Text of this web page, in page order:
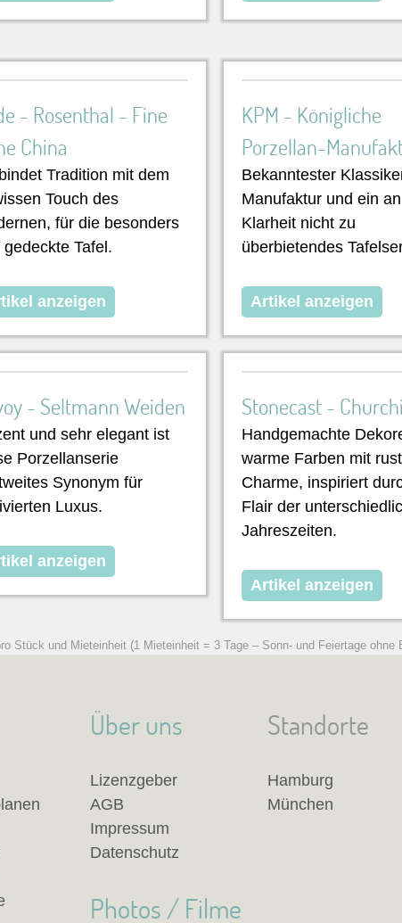
- Rosenthal - Fine
China
Tradition mit dem
Touch des
für die besonders
gedeckte Tafel.
anzeigen
KPM - Königliche
Porzellan-
Bekanntester
Manufaktur und ein an
Klarheit nicht zu
überbietendes
Artikel anzeigen
- Seltmann Weiden
und sehr elegant ist
Porzellanserie
Synonym für
Luxus.
anzeigen
Stonecast -
Handgemachte
warme Farben mit
Charme, inspiriert
Flair der
Jahreszeiten.
Artikel anzeigen
Stück und Mieteinheit (1 Mieteinheit = 3 Tage – Sonn- und Feiertage ohne
Standorte
Hamburg
München
Über uns
Lizenzgeber
AGB
Impressum
Datenschutz
Photos / Filme